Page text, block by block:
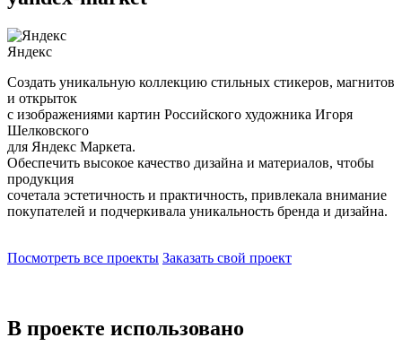
Яндекс
Создать уникальную коллекцию стильных стикеров, магнитов
и открыток
с изображениями картин Российского художника Игоря
Шелковского
для Яндекс Маркета.
Обеспечить высокое качество дизайна и материалов, чтобы
продукция
сочетала эстетичность и практичность, привлекала внимание
покупателей и подчеркивала уникальность бренда и дизайна.
Посмотреть все проекты Заказать свой проект
В проекте использовано